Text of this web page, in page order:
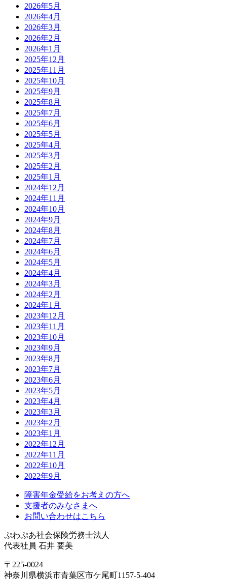
2026年5月
2026年4月
2026年3月
2026年2月
2026年1月
2025年12月
2025年11月
2025年10月
2025年9月
2025年8月
2025年7月
2025年6月
2025年5月
2025年4月
2025年3月
2025年2月
2025年1月
2024年12月
2024年11月
2024年10月
2024年9月
2024年8月
2024年7月
2024年6月
2024年5月
2024年4月
2024年3月
2024年2月
2024年1月
2023年12月
2023年11月
2023年10月
2023年9月
2023年8月
2023年7月
2023年6月
2023年5月
2023年4月
2023年3月
2023年2月
2023年1月
2022年12月
2022年11月
2022年10月
2022年9月
障害年金受給をお考えの方へ
支援者のみなさまへ
お問い合わせはこちら
ぷわぷあ社会保険労務士法人
代表社員 石井 要美
〒225-0024
神奈川県横浜市青葉区市ケ尾町1157-5-404